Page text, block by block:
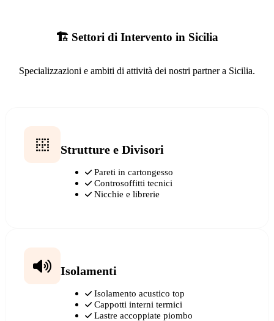
🏗️ Settori di Intervento in Sicilia
Specializzazioni e ambiti di attività dei nostri partner a Sicilia.
Strutture e Divisori
Pareti in cartongesso
Controsoffitti tecnici
Nicchie e librerie
Isolamenti
Isolamento acustico top
Cappotti interni termici
Lastre accoppiate piombo